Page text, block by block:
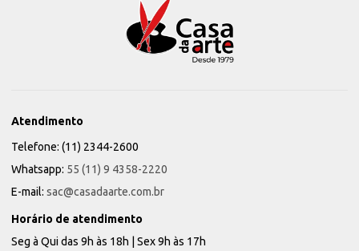
Atendimento
Telefone: (11) 2344-2600
Whatsapp: 55 (11) 9 4358-2220
E-mail: sac@casadaarte.com.br
Horário de atendimento
Seg à Qui das 9h às 18h | Sex 9h às 17h